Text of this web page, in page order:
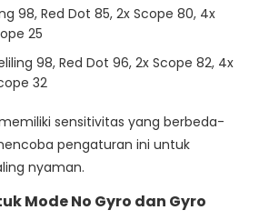
98, Red Dot 85, 2x Scope 80, 4x
25
98, Red Dot 96, 2x Scope 82, 4x
32
sensitivitas yang berbeda-
pengaturan ini untuk
nyaman.
Mode No Gyro dan Gyro